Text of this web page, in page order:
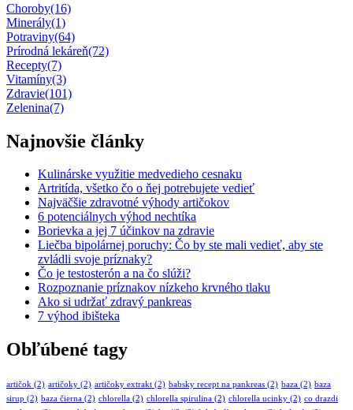
Choroby(16)
Minerály(1)
Potraviny(64)
Prírodná lekáreň(72)
Recepty(7)
Vitamíny(3)
Zdravie(101)
Zelenina(7)
Najnovšie články
Kulinárske využitie medvedieho cesnaku
Artritída, všetko čo o ňej potrebujete vedieť
Najväčšie zdravotné výhody artičokov
6 potenciálnych výhod nechtíka
Borievka a jej 7 účinkov na zdravie
Liečba bipolárnej poruchy: Čo by ste mali vedieť, aby ste
zvládli svoje príznaky?
Čo je testosterón a na čo slúži?
Rozpoznanie príznakov nízkeho krvného tlaku
Ako si udržať zdravý pankreas
7 výhod ibišteka
Obľúbené tagy
artičok (2) artičoky (2) artičoky extrakt (2) babsky recept na pankreas (2) baza (2) baza
sirup (2) baza čierna (2) chlorella (2) chlorella spirulina (2) chlorella ucinky (2) co drazdi